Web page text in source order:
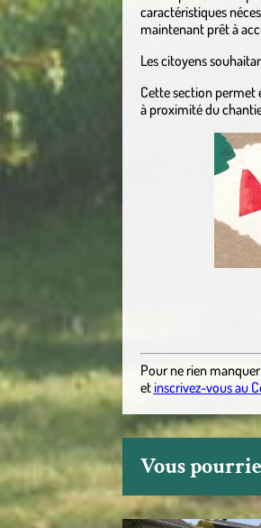
caractéristiques
maintenant prêt à
Les citoyens
Cette section permet
à proximité du
Pour ne rien
etinscrivez-vous au
Vous